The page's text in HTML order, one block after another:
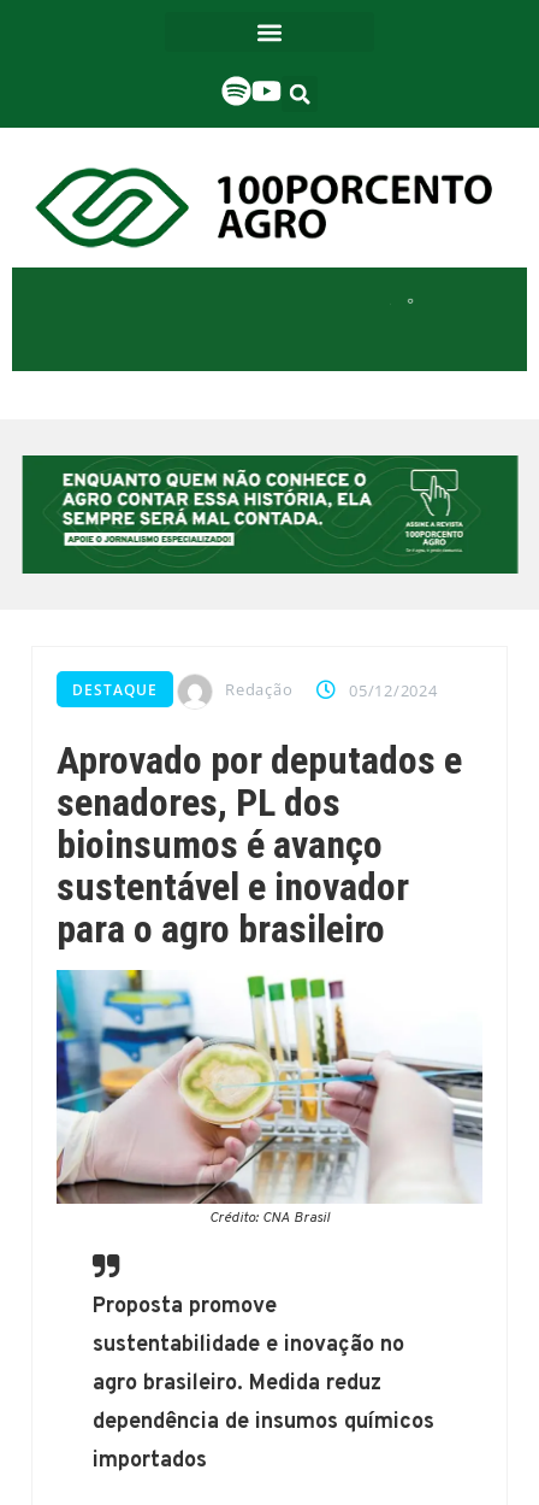
DESTAQUE Redação 05/12/2024
Aprovado por deputados e
senadores, PL dos
bioinsumos é avanço
sustentável e inovador
para o agro brasileiro
Crédito: CNA Brasil
Proposta promove
sustentabilidade e inovação no
agro brasileiro. Medida reduz
dependência de insumos químicos
importados